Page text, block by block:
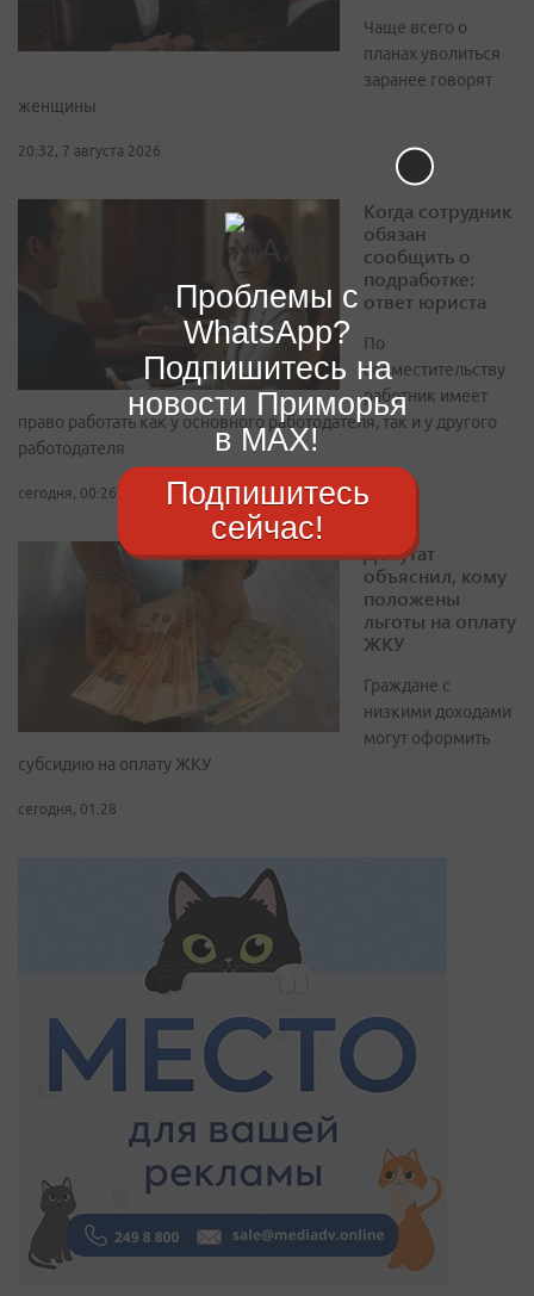
Чаще всего о
планах уволиться
заранее говорят
женщины
20:32, 7 августа 2026
Когда сотрудник
обязан
сообщить о
подработке:
ответ юриста
По
совместительству
работник имеет
право работать как у основного работодателя, так и у другого
работодателя
сегодня, 00:26
Депутат
объяснил, кому
положены
льготы на оплату
ЖКУ
Граждане с
низкими доходами
могут оформить
субсидию на оплату ЖКУ
сегодня, 01:28
Проблемы с
WhatsApp?
Подпишитесь на
новости Приморья
в MAX!
Подпишитесь
сейчас!